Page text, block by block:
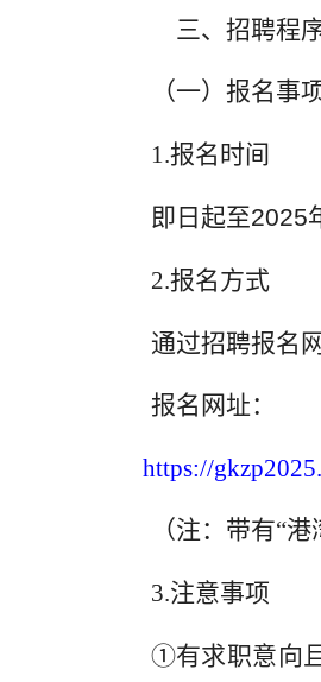
三、招聘程
（一）报名事
1.报名时间
即日起至2025
2.报名方式
通过招聘报名
报名网址：
https://
（注：带有“
3.注意事项
①有求职意向